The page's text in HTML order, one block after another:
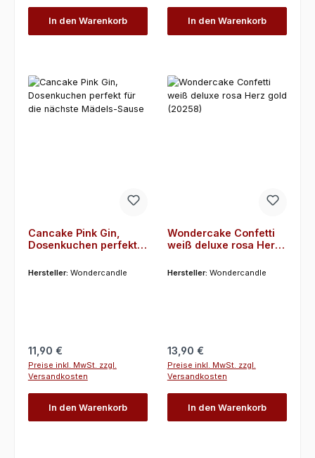
In den Warenkorb In den Warenkorb
Cancake Pink Gin,
Dosenkuchen perfekt
Mädels-Sause
Hersteller: Wondercandle
Regulärer Preis:
11,90 €
Preise inkl. MwSt. zzgl.
Versandkosten
In den Warenkorb
Wondercake Confetti
weiß deluxe rosa Herz
Hersteller: Wondercandle
Regulärer Preis:
13,90 €
Preise inkl. MwSt. zzgl.
Versandkosten
In den Warenkorb